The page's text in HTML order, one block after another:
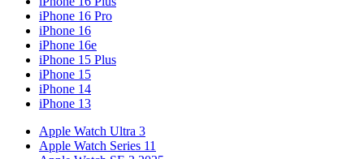
iPhone 16 Pro
iPhone 16
iPhone 16e
iPhone 15 Plus
iPhone 15
iPhone 14
iPhone 13
Apple Watch Ultra 3
Apple Watch Series 11